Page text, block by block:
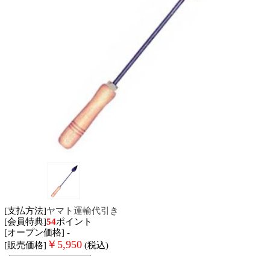
[支払方法]ヤマト運輸代引き
[会員特典]54ポイント
[オープン価格] -
[販売価格] ￥ 5,950 (税込)